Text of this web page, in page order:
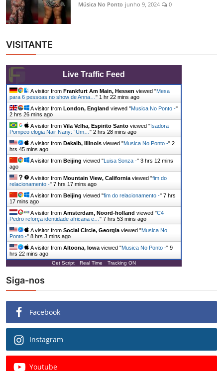
Música No Ponto junho 9, 2024 0
VISITANTE
Live Traffic Feed
A visitor from Frankfurt Am Main, Hessen viewed "Mesa
para 6 pessoas no show de Anna… " 1 hr 22 mins ago
A visitor from London, England viewed "Musica No Ponto -"
2 hrs 26 mins ago
A visitor from Vila Velha, Espirito Santo viewed "Isadora
Pompeo elogia Nair Nany: “Um… " 2 hrs 28 mins ago
A visitor from Dekalb, Illinois viewed "Musica No Ponto -" 2
hrs 45 mins ago
A visitor from Beijing viewed "Luisa Sonza -" 3 hrs 12 mins
ago
A visitor from Mountain View, California viewed "fim do
relacionamento -" 7 hrs 17 mins ago
A visitor from Beijing viewed "fim do relacionamento -" 7 hrs
17 mins ago
A visitor from Amsterdam, Noord-holland viewed "C4
Pedro reforça identidade africana e… " 7 hrs 53 mins ago
A visitor from Social Circle, Georgia viewed "Musica No
Ponto -" 8 hrs 3 mins ago
A visitor from Altoona, Iowa viewed "Musica No Ponto -" 9
hrs 22 mins ago
Get Script Real Time Tracking ON
Siga-nos
Facebook
Instagram
Youtube